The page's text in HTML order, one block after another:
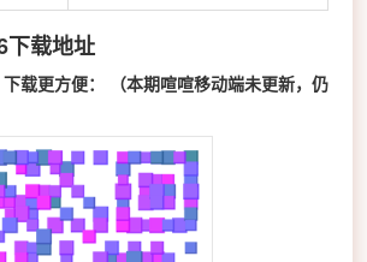
下载地址
载更方便：
（本期喧喧移动端未更新，仍